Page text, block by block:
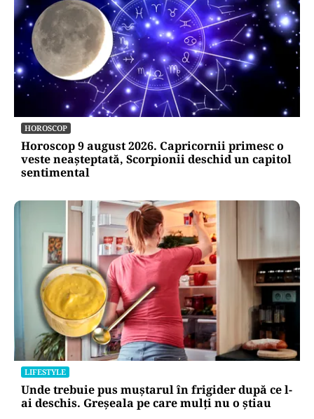
HOROSCOP
Horoscop 9 august 2026. Capricornii primesc o
veste neașteptată, Scorpionii deschid un capitol
sentimental
LIFESTYLE
Unde trebuie pus muștarul în frigider după ce l-
ai deschis. Greșeala pe care mulți nu o știau